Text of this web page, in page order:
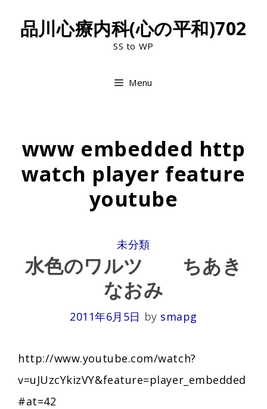
品川心療内科(心の平和)702
SS to WP
Menu
www embedded http
watch player feature
youtube
CATEGORIES
未分類
水色のワルツ ちあき
なおみ
2011年6月5日 by smapg
http://www.youtube.com/watch?
v=uJUzcYkizVY&feature=player_embedded
#at=42